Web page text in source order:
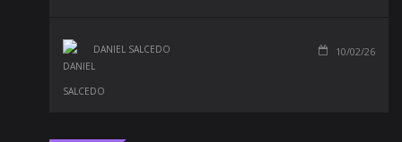
DANIEL SALCEDO 10/02/26